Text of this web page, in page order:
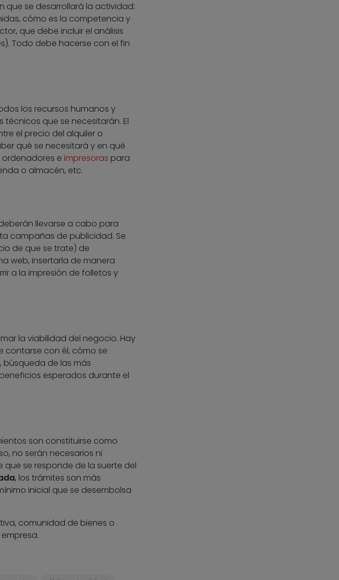
que se desarrollará la actividad:
cómo es la competencia y
que debe incluir el análisis
Todo debe hacerse con el fin
los recursos humanos y
que se necesitarán. El
el precio del alquiler o
qué se necesitará y en qué
e impresoras para
o almacén, etc.
llevarse a cabo para
campañas de publicidad. Se
de que se trate) de
web, insertarla de manera
a la impresión de folletos y
la viabilidad del negocio. Hay
contarse con él, cómo se
de las más
esperados durante el
son constituirse como
no serán necesarios ni
se responde de la suerte del
, los trámites son más
inicial que se desembolsa
comunidad de bienes o